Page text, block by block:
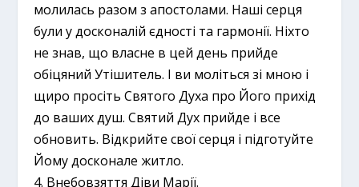
молилась разом з апостолами. Наші серця
були у досконалій єдності та гармонії. Ніхто
не знав, що власне в цей день прийде
обіцяний Утішитель. І ви моліться зі мною і
щиро просіть Святого Духа про Його прихід
до ваших душ. Святий Дух прийде і все
обновить. Відкрийте свої серця і підготуйте
Йому досконале житло.
4. Внебовзяття Діви Марії.